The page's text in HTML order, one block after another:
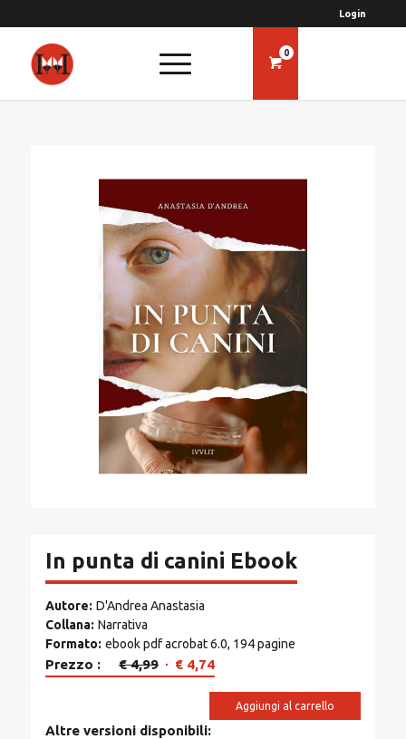
Login
0
In punta di canini Ebook
Autore D'Andrea Anastasia
Collana Narrativa
Formato ebook pdf acrobat 6.0, 194 pagine
Prezzo €4,99 Il
era:
€ 4,74Il
attuale
Aggiungi al carrello
Altre versioni disponibili